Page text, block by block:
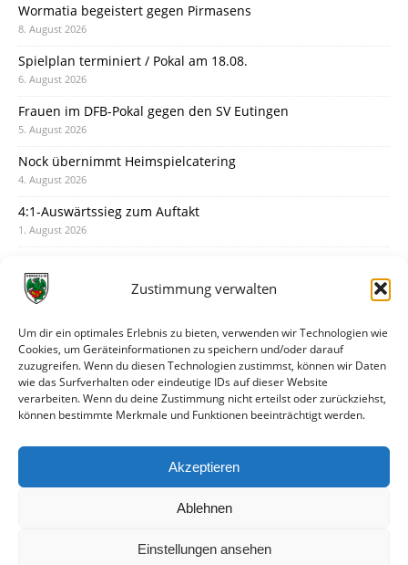
Zustimmung verwalten
Um dir ein optimales Erlebnis zu bieten, verwenden wir Technologien wie
Cookies, um Geräteinformationen zu speichern und/oder darauf
zuzugreifen. Wenn du diesen Technologien zustimmst, können wir Daten
wie das Surfverhalten oder eindeutige IDs auf dieser Website
verarbeiten. Wenn du deine Zustimmung nicht erteilst oder zurückziehst,
können bestimmte Merkmale und Funktionen beeinträchtigt werden.
Akzeptieren
Ablehnen
Einstellungen ansehen
Wormatia begeistert gegen Pirmasens
8. August 2026
Spielplan terminiert / Pokal am 18.08.
6. August 2026
Frauen im DFB-Pokal gegen den SV Eutingen
5. August 2026
Nock übernimmt Heimspielcatering
4. August 2026
4:1-Auswärtssieg zum Auftakt
1. August 2026
31. Juli 2026
30. Juli 2026
Deine Spielminute: 89+1
28. Juli 2026
Neuer Rückensponsor
Neue Podcast-Folge: So tickt Björn!
27. Juli 2026